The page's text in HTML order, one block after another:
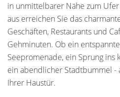
in unmittelbarer Nähe zum
aus erreichen Sie das
Geschäften, Restaurants und
Gehminuten. Ob ein
Seepromenade, ein Sprung ins
ein abendlicher Stadtbummel -
Ihrer Haustür.